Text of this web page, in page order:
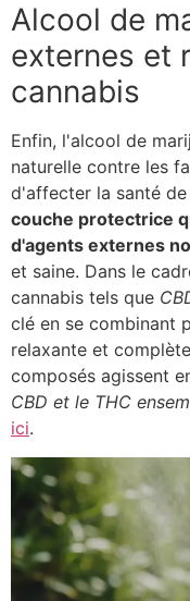
Alcool de
externes et
cannabis
Enfin, l'alcool de
naturelle contre les
d'affecter la santé de
couche protectrice
d'agents externes
et saine. Dans le
cannabis tels que
clé en se combinant
relaxante et
composés agissent
CBD et le THC
ici.